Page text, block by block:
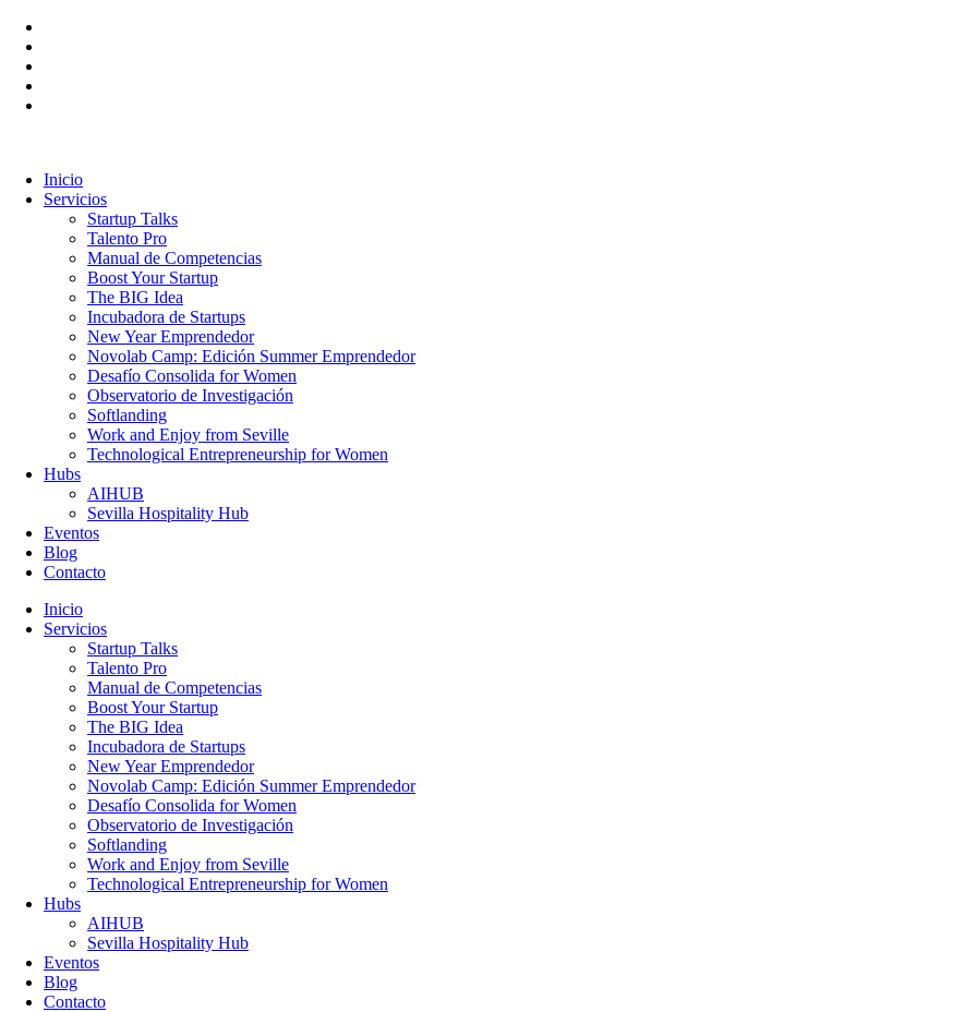
Inicio
Servicios
Startup Talks
Talento Pro
Manual de Competencias
Boost Your Startup
The BIG Idea
Incubadora de Startups
New Year Emprendedor
Novolab Camp: Edición Summer Emprendedor
Desafío Consolida for Women
Observatorio de Investigación
Softlanding
Work and Enjoy from Seville
Technological Entrepreneurship for Women
Hubs
AIHUB
Sevilla Hospitality Hub
Eventos
Blog
Contacto
Inicio
Servicios
Startup Talks
Talento Pro
Manual de Competencias
Boost Your Startup
The BIG Idea
Incubadora de Startups
New Year Emprendedor
Novolab Camp: Edición Summer Emprendedor
Desafío Consolida for Women
Observatorio de Investigación
Softlanding
Work and Enjoy from Seville
Technological Entrepreneurship for Women
Hubs
AIHUB
Sevilla Hospitality Hub
Eventos
Blog
Contacto